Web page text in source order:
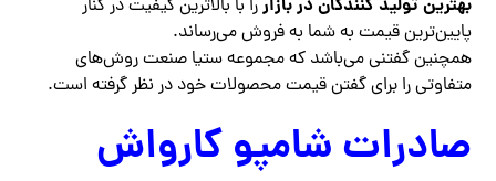
بهترین تولید کنندگان در بازاررا با بالاترین کیفیت در کنار
پایین‌ترین قیمت به شما به فروش می‌رساند.
همچنین گفتنی می‌باشد که مجموعه ستیا صنعت روش‌های
متفاوتی را برای گفتن قیمت محصولات خود در نظر گرفته است.‌
صادرات شامپو کارواش